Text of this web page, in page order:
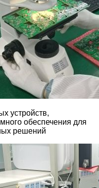
устройств,
обеспечения для
решений